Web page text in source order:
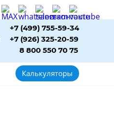
+7 (499) 755-59-34
+7 (926) 325-20-59
8 800 550 70 75
Калькуляторы